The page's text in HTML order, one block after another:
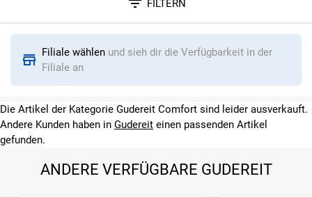
FILTERN
Filiale wählen und sieh dir die Verfügbarkeit in der
Filiale an
Die Artikel der Kategorie Gudereit Comfort sind leider ausverkauft.
Andere Kunden haben in Gudereit einen passenden Artikel
gefunden.
ANDERE VERFÜGBARE GUDEREIT